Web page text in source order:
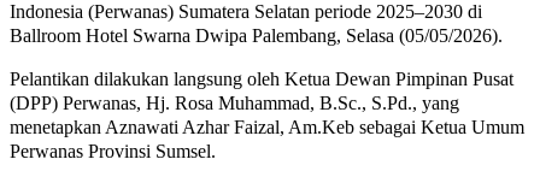
Indonesia (Perwanas) Sumatera Selatan periode 2025–2030 di
Ballroom Hotel Swarna Dwipa Palembang, Selasa (05/05/2026).
Pelantikan dilakukan langsung oleh Ketua Dewan Pimpinan Pusat
(DPP) Perwanas, Hj. Rosa Muhammad, B.Sc., S.Pd., yang
menetapkan Aznawati Azhar Faizal, Am.Keb sebagai Ketua Umum
Perwanas Provinsi Sumsel.